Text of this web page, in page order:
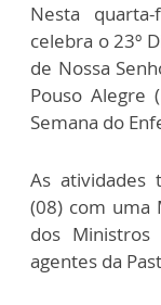
Nesta
celebra o 23º
de Nossa
Pouso Alegre
Semana do
As atividades
(08) com uma
dos
agentes da